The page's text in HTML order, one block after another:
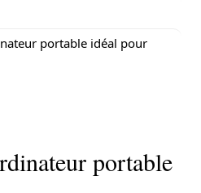
portable idéal pour
portable